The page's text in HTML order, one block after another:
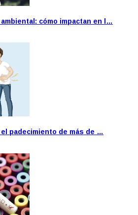
cómo impactan en l…
padecimiento de más de …